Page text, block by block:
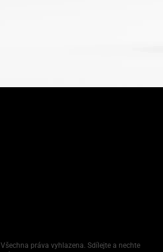
. Všechna práva vyhlazena. Sdílejte a nechte